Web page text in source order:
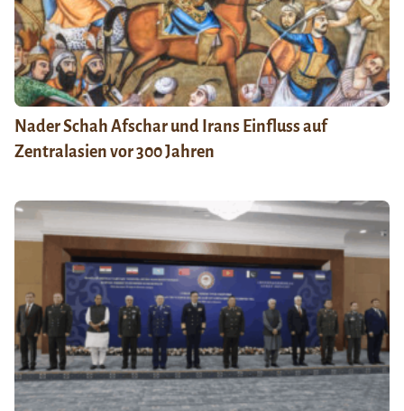
Nader Schah Afschar und Irans Einfluss auf
Zentralasien vor 300 Jahren